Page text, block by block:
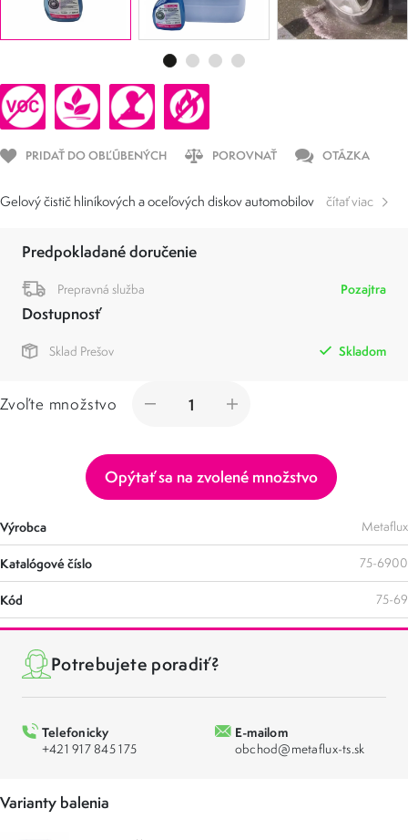
PRIDAŤ DO OBĽÚBENÝCH POROVNAŤ OTÁZKA
Gelový čistič hliníkových a oceľových diskov automobilov čítať viac
Predpokladané doručenie
Prepravná služba Pozajtra
Dostupnosť
Sklad Prešov Skladom
Zvoľte množstvo
Opýtať sa na zvolené množstvo
Výrobca Metaflux
Katalógové číslo 75-6900
Kód 75-69
Potrebujete poradiť?
Telefonicky
+421 917 845 175
E-mailom
obchod@metaflux-ts.sk
Varianty balenia